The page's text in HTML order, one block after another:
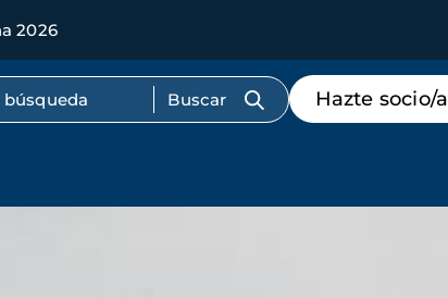
2026
Menú
de
destacados
Hazte socio/a